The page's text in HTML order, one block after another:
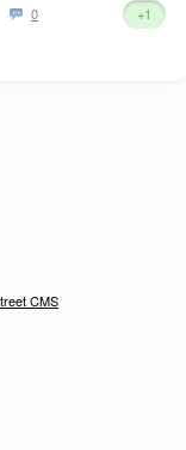
0
+1
CMS